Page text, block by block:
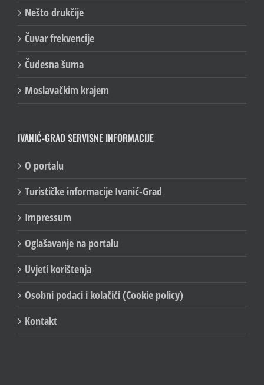
Nešto drukčije
Čuvar frekvencije
Čudesna šuma
Moslavačkim krajem
IVANIĆ-GRAD SERVISNE INFORMACIJE
O portalu
Turističke informacije Ivanić-Grad
Impressum
Oglašavanje na portalu
Uvjeti korištenja
Osobni podaci i kolačići (Cookie policy)
Kontakt